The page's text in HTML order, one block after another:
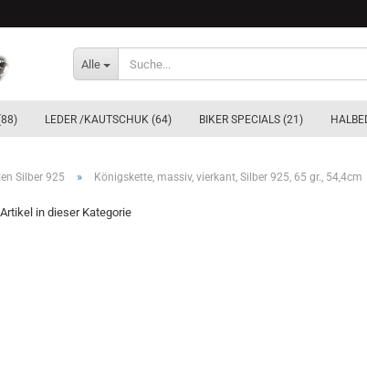
Alle
LEDER /KAUTSCHUK (64) BIKER SPECIALS (21)
Silber 925 » Königskette, massiv, vierkant, Silber 925, 65 gr., 54,4cm
Artikel in dieser Kategorie